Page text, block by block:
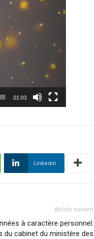
01:03
Linkedin
Article suivant
à caractère personnel:
du cabinet du ministère des